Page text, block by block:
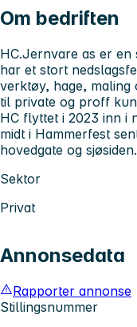
Om bedriften
HC.Jernvare as er
har et stort
verktøy, hage, maling
til private og proff
HC flyttet i 2023 inn i
midt i Hammerfest
hovedgate og sjøsiden.
Sektor
Privat
Annonsedata
Rapporter annonse
Stillingsnummer